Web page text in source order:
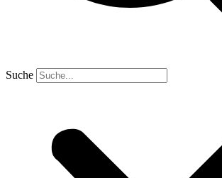
Suche